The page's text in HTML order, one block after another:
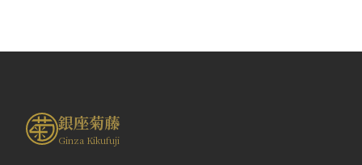
銀座菊藤
Ginza Kikufuji